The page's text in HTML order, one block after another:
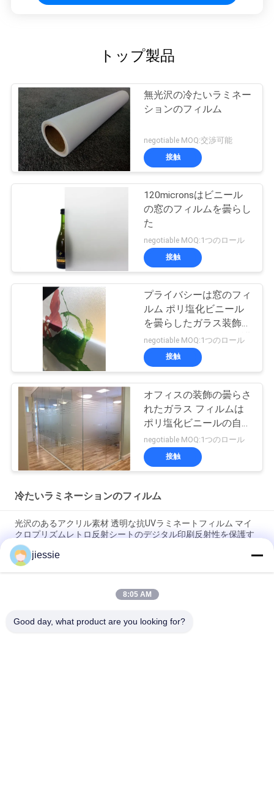
トップ製品
無光沢の冷たいラミネー
ションのフィルム
negotiable MOQ:交渉可能
接触
120micronsはビニール
の窓のフィルムを曇らし
た
negotiable MOQ:1つのロール
接触
プライバシーは窓のフィ
ルム ポリ塩化ビニール
を曇らしたガラス装飾の
ためのステッカーを保護
する
negotiable MOQ:1つのロール
接触
オフィスの装飾の曇らさ
れたガラス フィルムは
ポリ塩化ビニールの自己
接着ビニールに砂を吹き
付ける
negotiable MOQ:1つのロール
接触
冷たいラミネーションのフィルム
光沢のあるアクリル素材 透明な抗UVラミネートフィルム マイ
クロプリズムレトロ反射シートのデジタル印刷反射性を保護す
る
天候の抵抗100micは窓のグラフィックのためのビニールのステ
jiessie
8:05 AM
Good day, what product are you looking for?